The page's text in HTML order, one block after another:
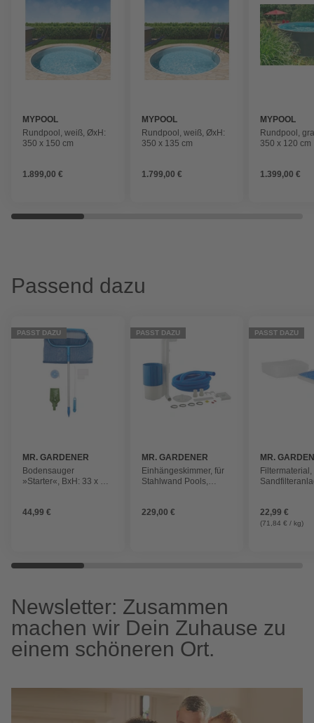
MYPOOL
Rundpool, weiß, ØxH:
350 x 150 cm
1.899,00 €
MYPOOL
Rundpool, weiß, ØxH:
350 x 135 cm
1.799,00 €
MYPOOL
Rundpool,
350 x 120 cm
1.399,00 €
Passend dazu
PASST DAZU
MR. GARDENER
Bodensauger
»Starter«, BxH: 33 x 39
44,99 €
PASST DAZU
MR. GARDENER
Einhängeskimmer, für
Stahlwand Pools,
229,00 €
PASST DAZU
MR.
Filtermaterial,
22,99 €
(71,84 € / kg)
Newsletter: Zusammen
machen wir Dein Zuhause zu
einem schöneren Ort.